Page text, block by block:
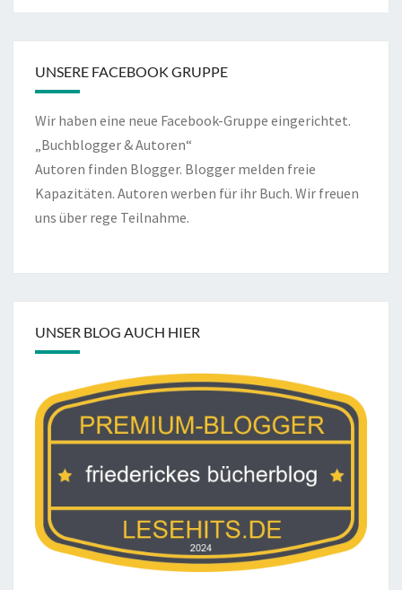
UNSERE FACEBOOK GRUPPE
Wir haben eine neue Facebook-Gruppe eingerichtet.
„Buchblogger & Autoren“
Autoren finden Blogger. Blogger melden freie
Kapazitäten. Autoren werben für ihr Buch. Wir freuen
uns über rege Teilnahme.
UNSER BLOG AUCH HIER